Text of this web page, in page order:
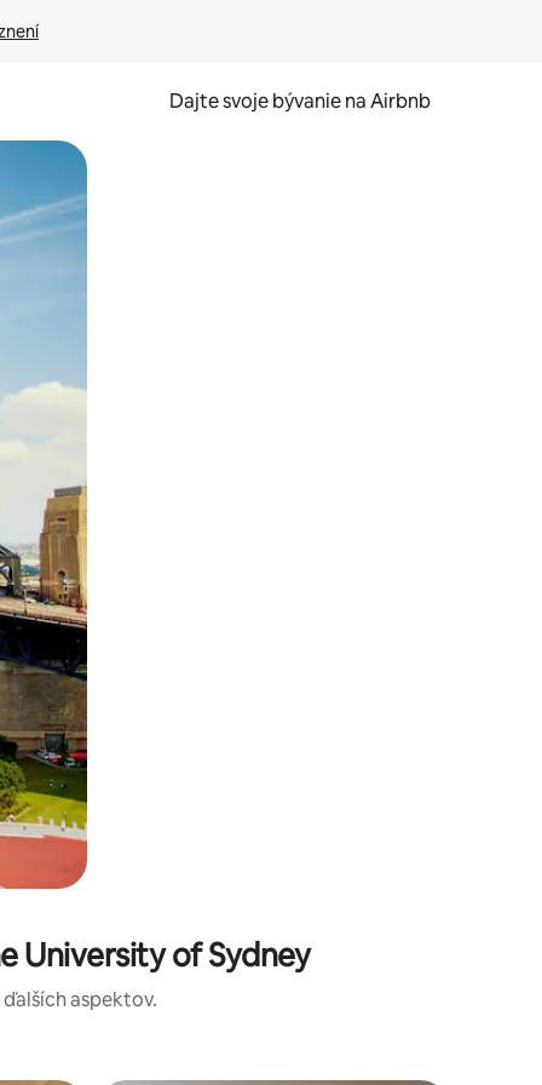
Dajte svoje bývanie na Airbnb
pomocou dotykových gest či potiahnutia prstom.
University of Sydney
aspektov.